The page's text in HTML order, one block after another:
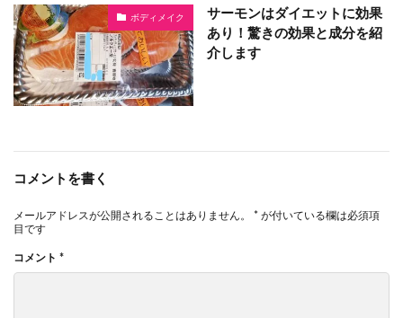
ボディメイク
サーモンはダイエットに効果
あり！驚きの効果と成分を紹
介します
コメントを書く
メールアドレスが公開されることはありません。 * が付いている欄は必須項
目です
コメント *